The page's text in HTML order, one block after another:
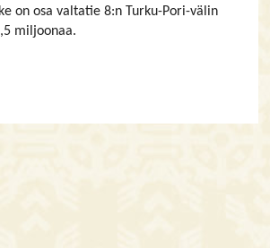
on osa valtatie 8:n Turku-Pori-välin
miljoonaa.